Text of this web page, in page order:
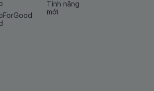
Tính năng
mới